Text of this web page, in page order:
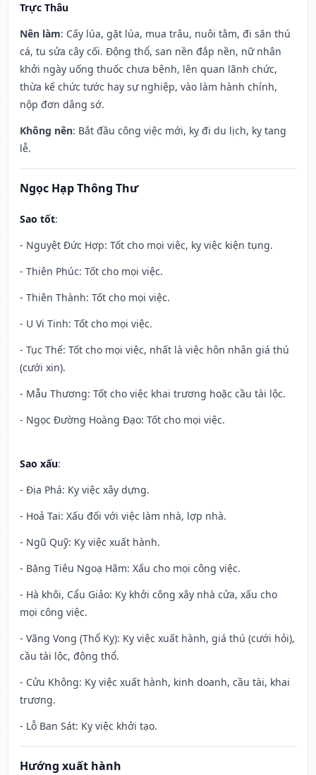
Trực Thâu
Nên làm: Cấy lúa, gặt lúa, mua trâu, nuôi tằm, đi săn thú
cá, tu sửa cây cối. Động thổ, san nền đắp nền, nữ nhân
khởi ngày uống thuốc chưa bệnh, lên quan lãnh chức,
thừa kế chức tước hay sự nghiệp, vào làm hành chính,
nộp đơn dâng sớ.
Không nên: Bắt đầu công việc mới, kỵ đi du lịch, kỵ tang
lễ.
Ngọc Hạp Thông Thư
Sao tốt:
- Nguyệt Đức Hợp: Tốt cho mọi việc, kỵ việc kiện tụng.
- Thiên Phúc: Tốt cho mọi việc.
- Thiên Thành: Tốt cho mọi việc.
- U Vi Tinh: Tốt cho mọi việc.
- Tục Thế: Tốt cho mọi việc, nhất là việc hôn nhân giá thú
(cưới xin).
- Mẫu Thương: Tốt cho việc khai trương hoặc cầu tài lộc.
- Ngọc Đường Hoàng Đạo: Tốt cho mọi việc.
Sao xấu:
- Địa Phá: Kỵ việc xây dựng.
- Hoả Tai: Xấu đối với việc làm nhà, lợp nhà.
- Ngũ Quỹ: Kỵ việc xuất hành.
- Băng Tiêu Ngoạ Hãm: Xấu cho mọi công việc.
- Hà khôi, Cẩu Giảo: Kỵ khởi công xây nhà cửa, xấu cho
mọi công việc.
- Vãng Vong (Thổ Kỵ): Kỵ việc xuất hành, giá thú (cưới hỏi),
cầu tài lộc, động thổ.
- Cửu Không: Kỵ việc xuất hành, kinh doanh, cầu tài, khai
trương.
- Lỗ Ban Sát: Kỵ việc khởi tạo.
Hướng xuất hành